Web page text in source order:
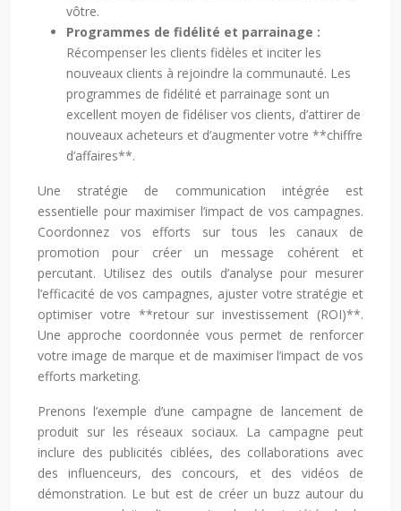
vôtre.
Programmes de fidélité et parrainage :
Récompenser les clients fidèles et inciter les
nouveaux clients à rejoindre la communauté. Les
programmes de fidélité et parrainage sont un
excellent moyen de fidéliser vos clients, d’attirer de
nouveaux acheteurs et d’augmenter votre **chiffre
d’affaires**.
Une stratégie de communication intégrée est
essentielle pour maximiser l’impact de vos campagnes.
Coordonnez vos efforts sur tous les canaux de
promotion pour créer un message cohérent et
percutant. Utilisez des outils d’analyse pour mesurer
l’efficacité de vos campagnes, ajuster votre stratégie et
optimiser votre **retour sur investissement (ROI)**.
Une approche coordonnée vous permet de renforcer
votre image de marque et de maximiser l’impact de vos
efforts marketing.
Prenons l’exemple d’une campagne de lancement de
produit sur les réseaux sociaux. La campagne peut
inclure des publicités ciblées, des collaborations avec
des influenceurs, des concours, et des vidéos de
démonstration. Le but est de créer un buzz autour du